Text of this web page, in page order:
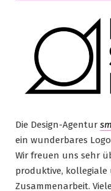
Die Design-Agentur
ein wunderbares
Wir freuen uns sehr
produktive,
Zusammenarbeit.